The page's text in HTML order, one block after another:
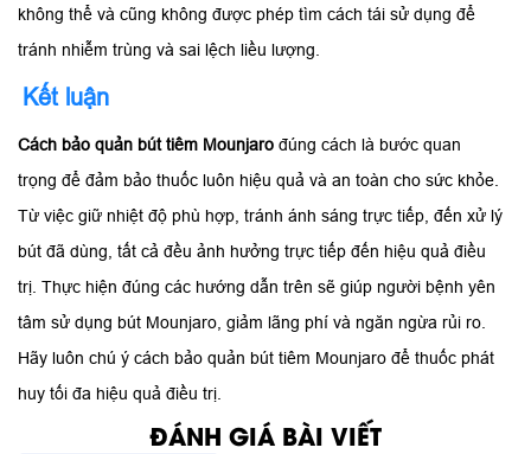
không thể và cũng không được phép tìm cách tái sử dụng để
tránh nhiễm trùng và sai lệch liều lượng.
Kết luận
Cách bảo quản bút tiêm Mounjaro đúng cách là bước quan
trọng để đảm bảo thuốc luôn hiệu quả và an toàn cho sức khỏe.
Từ việc giữ nhiệt độ phù hợp, tránh ánh sáng trực tiếp, đến xử lý
bút đã dùng, tất cả đều ảnh hưởng trực tiếp đến hiệu quả điều
trị. Thực hiện đúng các hướng dẫn trên sẽ giúp người bệnh yên
tâm sử dụng bút Mounjaro, giảm lãng phí và ngăn ngừa rủi ro.
Hãy luôn chú ý cách bảo quản bút tiêm Mounjaro để thuốc phát
huy tối đa hiệu quả điều trị.
ĐÁNH GIÁ BÀI VIẾT